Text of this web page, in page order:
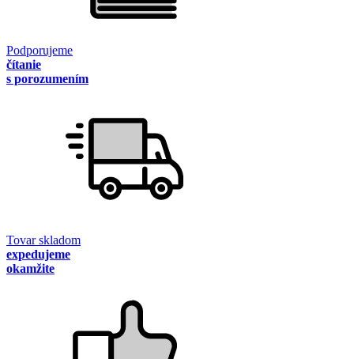
Podporujeme
čítanie
s porozumením
Tovar skladom
expedujeme
okamžite